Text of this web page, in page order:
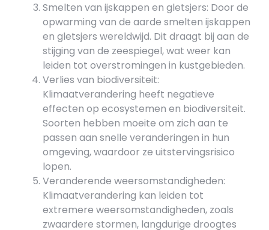
Smelten van ijskappen en gletsjers: Door de
opwarming van de aarde smelten ijskappen
en gletsjers wereldwijd. Dit draagt bij aan de
stijging van de zeespiegel, wat weer kan
leiden tot overstromingen in kustgebieden.
Verlies van biodiversiteit:
Klimaatverandering heeft negatieve
effecten op ecosystemen en biodiversiteit.
Soorten hebben moeite om zich aan te
passen aan snelle veranderingen in hun
omgeving, waardoor ze uitstervingsrisico
lopen.
Veranderende weersomstandigheden:
Klimaatverandering kan leiden tot
extremere weersomstandigheden, zoals
zwaardere stormen, langdurige droogtes